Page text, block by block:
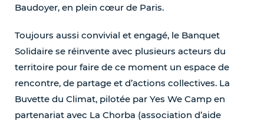
Baudoyer, en plein cœur de Paris.
Toujours aussi convivial et engagé, le Banquet
Solidaire se réinvente avec plusieurs acteurs du
territoire pour faire de ce moment un espace de
rencontre, de partage et d’actions collectives. La
Buvette du Climat, pilotée par Yes We Camp en
partenariat avec La Chorba (association d’aide